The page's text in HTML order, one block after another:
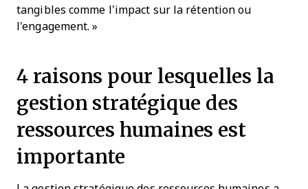
tangibles comme l'impact sur la rétention ou
l'engagement. »
4 raisons pour lesquelles la
gestion stratégique des
ressources humaines est
importante